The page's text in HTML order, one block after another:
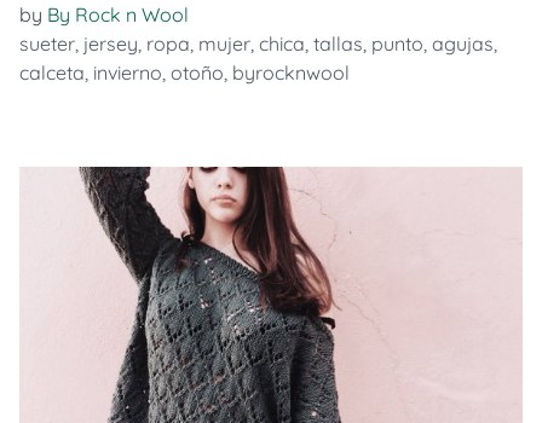
by By Rock n Wool
sueter, jersey, ropa, mujer, chica, tallas, punto, agujas,
calceta, invierno, otoño, byrocknwool